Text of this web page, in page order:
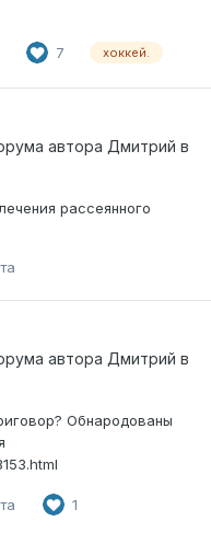
7 хоккей.
автора Дмитрий в
рассеянного
автора Дмитрий в
Обнародованы
1